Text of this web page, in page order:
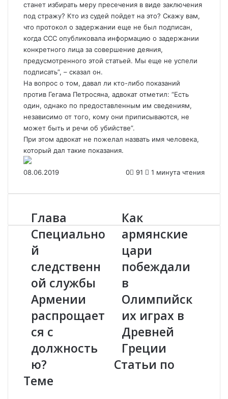
станет избирать меру пресечения в виде заключения
под стражу? Кто из судей пойдет на это? Скажу вам,
что протокол о задержании еще не был подписан,
когда ССС опубликовала информацию о задержании
конкретного лица за совершение деяния,
предусмотренного этой статьей. Мы еще не успели
подписать”, – сказал он.
На вопрос о том, давал ли кто-либо показаний
против Гегама Петросяна, адвокат отметил: “Есть
один, однако по предоставленным им сведениям,
независимо от того, кому они приписываются, не
может быть и речи об убийстве”.
При этом адвокат не пожелал назвать имя человека,
который дал такие показания.
08.06.2019 0 91 1 минута чтения
Г
л
а
в
а
С
е
ц
а
л
н
о
с
Глава
Специально
й
следственн
ой службы
Армении
распрощает
ся с
должность
ю?
К
а
к
а
р
м
н
с
и
е
ц
а
р
Как
армянские
цари
побеждали
в
Олимпийск
их играх в
Древней
Греции
Статьи по
Теме